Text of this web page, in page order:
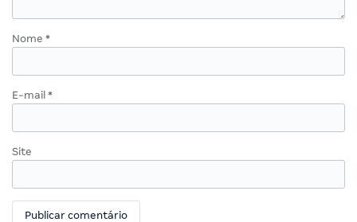
Nome *
E-mail *
Site